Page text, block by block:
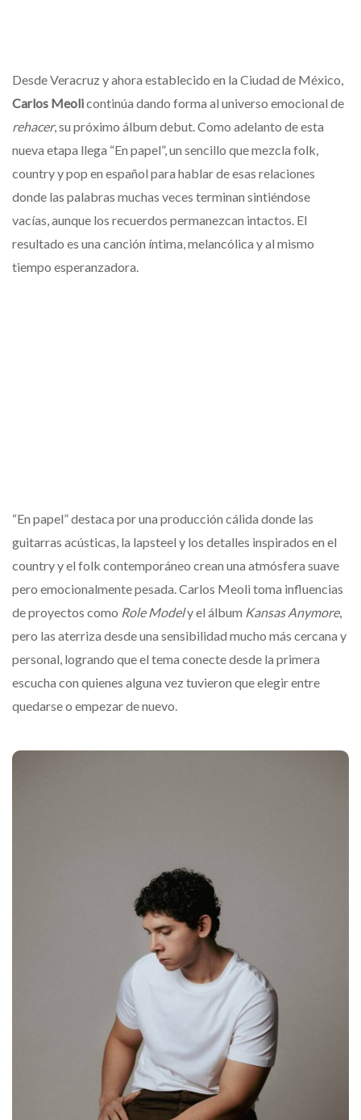
Desde Veracruz y ahora establecido en la Ciudad de México,
Carlos Meolicontinúa dando forma al universo emocional de
rehacer, su próximo álbum debut. Como adelanto de esta
nueva etapa llega “En papel”, un sencillo que mezcla folk,
country y pop en español para hablar de esas relaciones
donde las palabras muchas veces terminan sintiéndose
vacías, aunque los recuerdos permanezcan intactos. El
resultado es una canción íntima, melancólica y al mismo
tiempo esperanzadora.
“En papel” destaca por una producción cálida donde las
guitarras acústicas, la lapsteel y los detalles inspirados en el
country y el folk contemporáneo crean una atmósfera suave
pero emocionalmente pesada. Carlos Meoli toma influencias
de proyectos como Role Modely el álbum Kansas Anymore,
pero las aterriza desde una sensibilidad mucho más cercana y
personal, logrando que el tema conecte desde la primera
escucha con quienes alguna vez tuvieron que elegir entre
quedarse o empezar de nuevo.